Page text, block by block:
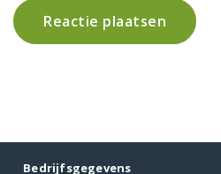
Bedrijfsgegevens